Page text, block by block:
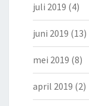
juli 2019 (4)
juni 2019 (13)
mei 2019 (8)
april 2019 (2)